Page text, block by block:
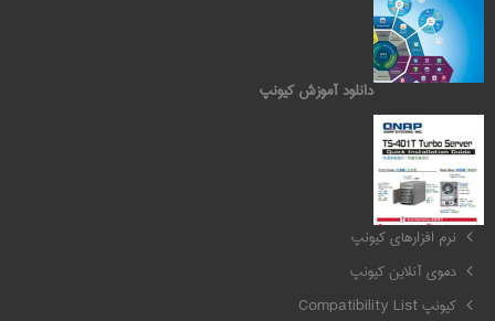
دانلود آموزش کیونپ
کیونپ QNAP
نرم افزارهای کیونپ
دموی آنلاین کیونپ
کیونپ Compatibility List